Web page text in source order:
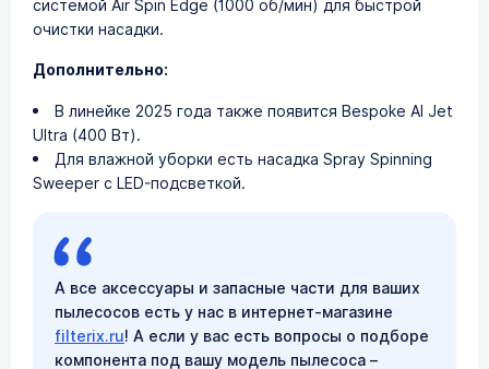
системой Air Spin Edge (1000 об/мин) для быстрой
очистки насадки.
Дополнительно:
В линейке 2025 года также появится Bespoke AI Jet
Ultra (400 Вт).
Для влажной уборки есть насадка Spray Spinning
Sweeper с LED-подсветкой.
А все аксессуары и запасные части для ваших
пылесосов есть у нас в интернет-магазине
filterix.ru! А если у вас есть вопросы о подборе
компонента под вашу модель пылесоса –